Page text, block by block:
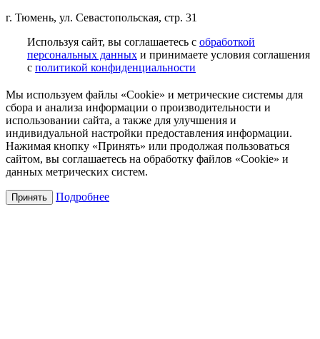
г. Тюмень, ул. Севастопольская, стр. 31
Используя сайт, вы соглашаетесь с обработкой
персональных данных и принимаете условия соглашения
с политикой конфиденциальности
Мы используем файлы «Cookie» и метрические системы для
сбора и анализа информации о производительности и
использовании сайта, а также для улучшения и
индивидуальной настройки предоставления информации.
Нажимая кнопку «Принять» или продолжая пользоваться
сайтом, вы соглашаетесь на обработку файлов «Cookie» и
данных метрических систем.
Принять Подробнее